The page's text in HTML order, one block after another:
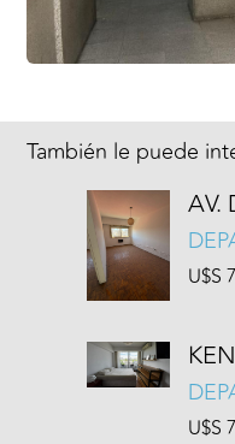
También le puede
AV.
U$S
U$S